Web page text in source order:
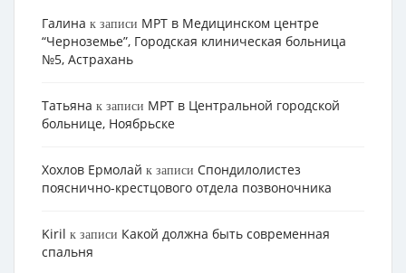
Галина к записи МРТ в Медицинском центре
“Черноземье”, Городская клиническая больница
№5, Астрахань
Татьяна к записи МРТ в Центральной городской
больнице, Ноябрьске
Хохлов Ермолай к записи Cпондилолистез
пояснично-крестцового отдела позвоночника
Kiril к записи Какой должна быть современная
спальня